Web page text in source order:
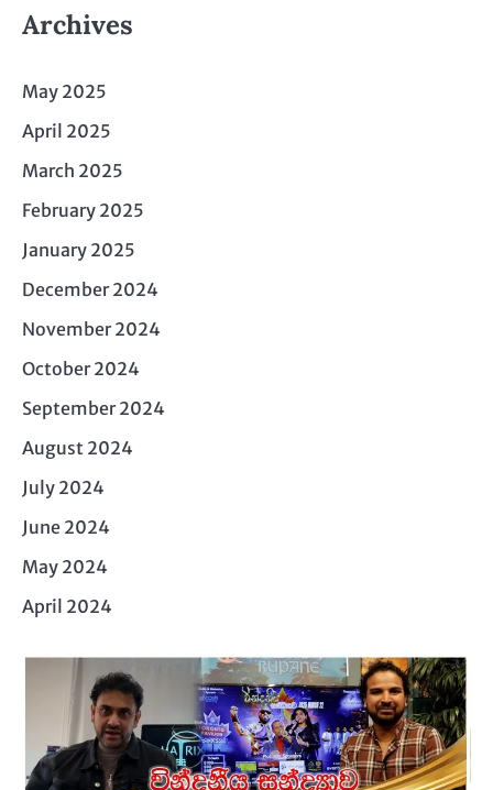
Archives
May 2025
April 2025
March 2025
February 2025
January 2025
December 2024
November 2024
October 2024
September 2024
August 2024
July 2024
June 2024
May 2024
April 2024